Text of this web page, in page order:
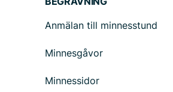
Anmälan till minnesstund
Minnesgåvor
Minnessidor